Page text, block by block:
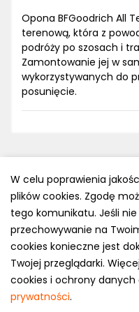
Opona BFGoodrich All
terenową, która z
podróży po szosach i
Zamontowanie jej w
wykorzystywanych do
posunięcie.
Polityka prywatności
e-mail:
Copyright ©
W celu poprawienia
plików cookies. Zgodę
tego komunikatu. Jeśli
przechowywanie na
cookies konieczne jest
Twojej przeglądarki.
cookies i ochrony danych
prywatności.